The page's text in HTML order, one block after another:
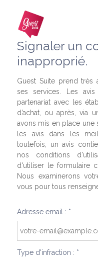
Signaler un
inapproprié.
Guest Suite prend très
ses services. Les
partenariat avec les
d’achat, ou après, via
avons mis en place une
les avis dans les
toutefois, un avis
nos conditions
d'utiliser le formulaire
Nous examinerons
vous pour tous
Adresse email : *
Type d'infraction : *